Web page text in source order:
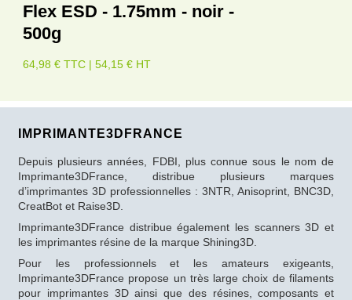
Flex ESD - 1.75mm - noir -
500g
64,98 € TTC | 54,15 € HT
IMPRIMANTE3DFRANCE
Depuis plusieurs années, FDBI, plus connue sous le nom de
Imprimante3DFrance, distribue plusieurs marques
d’imprimantes 3D professionnelles : 3NTR, Anisoprint, BNC3D,
CreatBot et Raise3D.
Imprimante3DFrance distribue également les scanners 3D et
les imprimantes résine de la marque Shining3D.
Pour les professionnels et les amateurs exigeants,
Imprimante3DFrance propose un très large choix de filaments
pour imprimantes 3D ainsi que des résines, composants et